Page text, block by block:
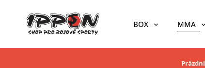
BOX MMA